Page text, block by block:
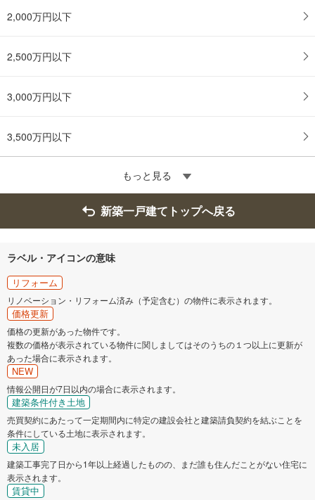
2,000万円以下
2,500万円以下
3,000万円以下
3,500万円以下
もっと見る
新築一戸建てトップへ戻る
ラベル・アイコンの意味
リフォーム
リノベーション・リフォーム済み（予定含む）の物件に表示されます。
価格更新
価格の更新があった物件です。
複数の価格が表示されている物件に関しましてはそのうちの１つ以上に更新が
あった場合に表示されます。
NEW
情報公開日が7日以内の場合に表示されます。
建築条件付き土地
売買契約にあたって一定期間内に特定の建設会社と建築請負契約を結ぶことを
条件にしている土地に表示されます。
未入居
建築工事完了日から1年以上経過したものの、まだ誰も住んだことがない住宅に
表示されます。
賃貸中